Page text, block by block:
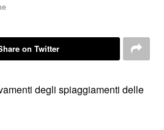
on Twitter
degli spiaggiamenti delle